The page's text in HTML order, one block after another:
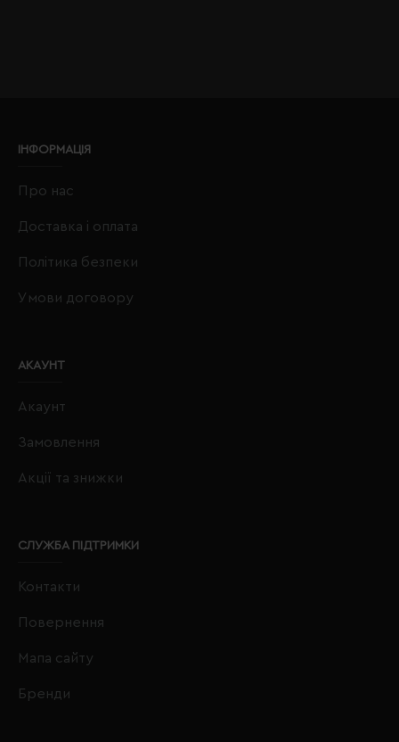
ІНФОРМАЦІЯ
Про нас
Доставка і оплата
Політика безпеки
Умови договору
АКАУНТ
Акаунт
Замовлення
Акції та знижки
СЛУЖБА ПІДТРИМКИ
Контакти
Повернення
Мапа сайту
Бренди